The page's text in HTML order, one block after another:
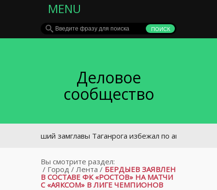
MENU
Деловое
сообщество
Бывший замглавы Таганрога избежал по амнистии
Вы смотрите раздел:
/ Город/ Лента / БЕРДЫЕВ ЗАЯВЛЕН
В СОСТАВЕ ФК «РОСТОВ» НА МАТЧИ
С «АЯКСОМ» В ЛИГЕ ЧЕМПИОНОВ